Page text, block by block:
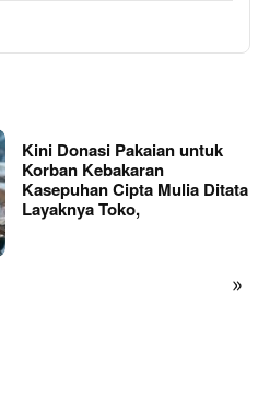
»
Kini Donasi Pakaian untuk
Korban Kebakaran
Kasepuhan Cipta Mulia Ditata
Layaknya Toko,